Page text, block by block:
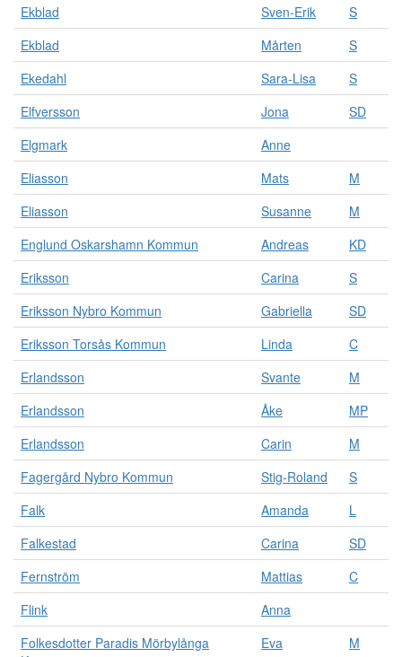
Ekblad
Sven-Erik
S
Ekblad
Mårten
S
Ekedahl
Sara-Lisa
S
Elfversson
Jona
SD
Elgmark
Anne
Eliasson
Mats
M
Eliasson
Susanne
M
Englund Oskarshamn Kommun
Andreas
KD
Eriksson
Carina
S
Eriksson Nybro Kommun
Gabriella
SD
Eriksson Torsås Kommun
Linda
C
Erlandsson
Svante
M
Erlandsson
Åke
MP
Erlandsson
Carin
M
Fagergård Nybro Kommun
Stig-Roland
S
Falk
Amanda
L
Falkestad
Carina
SD
Fernström
Mattias
C
Flink
Anna
Folkesdotter Paradis Mörbylånga
Eva M